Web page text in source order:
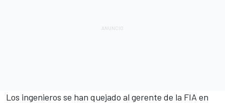
Los ingenieros se han quejado al gerente de la FIA en